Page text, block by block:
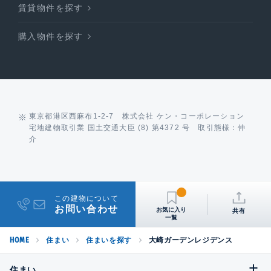
賃貸物件を探す
購入物件を探す
東京都港区西麻布1-2-7 株式会社 ケン・コーポレーション
宅地建物取引業 国土交通大臣 (8) 第4372 号 取引態様：仲
介
この建物について
お問い合わせ 共有
HOME 住まい 住まいを探す 大崎ガーデンレジデンス